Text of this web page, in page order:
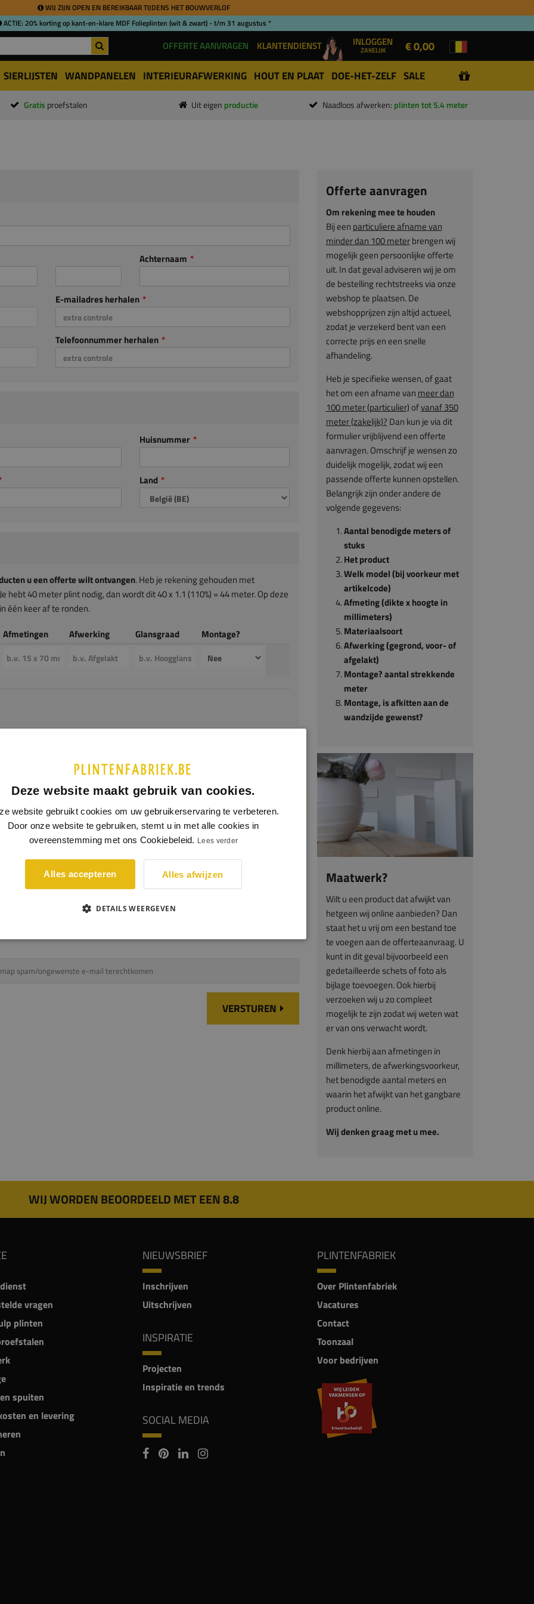
WIJ ZIJN OPEN EN BEREIKBAAR TIJDENS HET BOUWVERLOF
ACTIE: 20% korting op kant-en-klare MDF Folieplinten (wit & zwart) - t/m 31 augustus *
OFFERTE AANVRAGEN KLANTENDIENST INLOGGEN
ZAKELIJK € 0,00
SIERLIJSTEN WANDPANELEN INTERIEURAFWERKING HOUT EN PLAAT DOE-HET-ZELF SALE
Gratis proefstalen Uit eigen productie Naadloos afwerken: plinten tot 5.4 meter
Achternaam
E-mailadres herhalen
Telefoonnummer herhalen
Huisnummer
Land
u een offerte wilt ontvangen. Heb je rekening gehouden met
hebt 40 meter plint nodig, dan wordt dit 40 x 1.1 (110%) = 44 meter. Op deze
één keer af te ronden.
Afmetingen Afwerking Glansgraad Montage?
in de afbeelding over te typen in het veld ernaast.
spam/ongewenste e-mail terechtkomen
VERSTUREN
Offerte aanvragen
Om rekening mee te houden
Bij een particuliere afname van
minder dan 100 meterbrengen wij
mogelijk geen persoonlijke offerte
uit. In dat geval adviseren wij je om
de bestelling rechtstreeks via onze
webshop te plaatsen. De
webshopprijzen zijn altijd actueel,
zodat je verzekerd bent van een
correcte prijs en een snelle
afhandeling.
Heb je specifieke wensen, of gaat
het om een afname van meer dan
100 meter (particulier)ofvanaf 350
meter (zakelijk)? Dan kun je via dit
formulier vrijblijvend een offerte
aanvragen. Omschrijf je wensen zo
duidelijk mogelijk, zodat wij een
passende offerte kunnen opstellen.
Belangrijk zijn onder andere de
volgende gegevens:
Aantal benodigde meters of
stuks
Het product
Welk model (bij voorkeur met
artikelcode)
Afmeting (dikte x hoogte in
millimeters)
Materiaalsoort
Afwerking (gegrond, voor- of
afgelakt)
Montage? aantal strekkende
meter
Montage, is afkitten aan de
wandzijde gewenst?
Maatwerk?
Wilt u een product dat afwijkt van
hetgeen wij online aanbieden? Dan
staat het u vrij om een bestand toe
te voegen aan de offerteaanvraag. U
kunt in dit geval bijvoorbeeld een
gedetailleerde schets of foto als
bijlage toevoegen. Ook hierbij
verzoeken wij u zo compleet
mogelijk te zijn zodat wij weten wat
er van ons verwacht wordt.
Denk hierbij aan afmetingen in
millimeters, de afwerkingsvoorkeur,
het benodigde aantal meters en
waarin het afwijkt van het gangbare
product online.
Wij denken graag met u mee.
WIJ WORDEN BEOORDEELD MET EEN 8.8
vragen
plinten
spuiten
en levering
NIEUWSBRIEF
Inschrijven
Uitschrijven
INSPIRATIE
Projecten
Inspiratie en trends
SOCIAL MEDIA
PLINTENFABRIEK
Over Plintenfabriek
Vacatures
Contact
Toonzaal
Voor bedrijven
Deze website maakt gebruik van cookies.
website gebruikt cookies om uw gebruikerservaring te verbeteren.
Door onze website te gebruiken, stemt u in met alle cookies in
overeenstemming met ons Cookiebeleid. Lees verder
Alles accepteren Alles afwijzen
DETAILS WEERGEVEN